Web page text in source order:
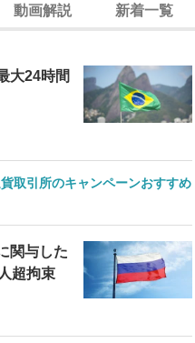
動画解説 新着一覧
大24時間
取引所のキャンペーンおすすめ
関与した
超拘束